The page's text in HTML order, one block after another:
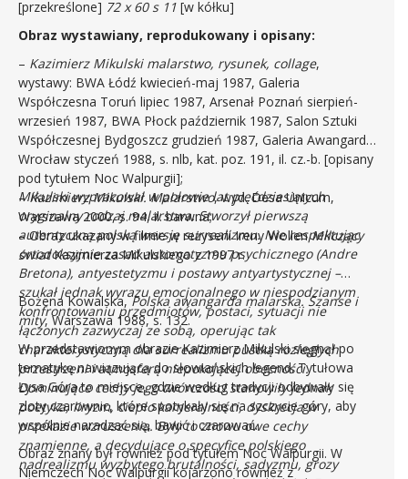
[przekreślone] 72 x 60 s 11 [w kółku]
Obraz wystawiany, reprodukowany i opisany:
– Kazimierz Mikulski malarstwo, rysunek, collage,
wystawy: BWA Łódź kwiecień-maj 1987, Galeria
Współczesna Toruń lipiec 1987, Arsenał Poznań sierpień-
wrzesień 1987, BWA Płock październik 1987, Salon Sztuki
Współczesnej Bydgoszcz grudzień 1987, Galeria Awangarda
Wrocław styczeń 1988, s. nlb, kat. poz. 191, il. cz.-b. [opisany
pod tytułem Noc Walpurgii];
–Kazimierz Mikulski. Malarstwo, wyd. Desa Unicum,
Warszawa 2000, s. 94, il. barwna;
– Obraz ukazany w filmie w reżyserii Ireny WollenMilczący
światKazimierza Mikulskiego z 1997 r.
Mikulski wypracował w połowie lat pięćdziesiątych
oryginalny rodzaj malarstwa. Stworzył pierwszą
autentyczną polską wersję surrealizmu. Nie respektując
ortodoksyjnie zasad automatyzmu psychicznego (Andre
Bretona), antyestetyzmu i postawy antyartystycznej –
szukał jednak wyrazu emocjonalnego w niespodzianym
konfrontowaniu przedmiotów, postaci, sytuacji nie
łączonych zazwyczaj ze sobą, operując tak
charakterystyczną dla surrealizmu pustką rozległych
przestrzeni i atmosferą niepokojącej obecności.
Dominujące cechy jego twórczości stanowiły jednak
poetyka, liryzm, ciepło kameralności, dyskrecja w
przekazie wzruszenia. Były to znowu owe cechy
znamienne, a decydujące o specyfice polskiego
nadrealizmu wyzbytego brutalności, sadyzmu, grozy
Bożena Kowalska,Polska awangarda malarska. Szanse i
mity, Warszawa 1988, s. 132.
W przedstawionym obrazie Kazimierz Mikulski sięgnął po
tematykę nawiązującą do słowiańskich legend. Tytułowa
Łysa Góra to miejsce, gdzie według tradycji odbywały się
zloty czarownic, które spotykały się na szczycie góry, aby
wspólnie naradzać się, bawić i czarować.
Obraz znany był również pod tytułem Noc Walpurgii. W
Niemczech Noc Walpurgii kojarzono również z